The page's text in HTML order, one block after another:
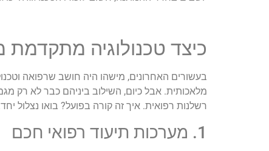
כיצד טכנולוגיה
בעשורים האחרונים, מישהו היה חושב שרפואה
מלאכותית. אבל כיום, השילוב ביניהם כבר לא רק
רשלנות רפואית. איך זה קורה בפועל? בואו נצלול
1. מערכות תיעוד רפואי חכם